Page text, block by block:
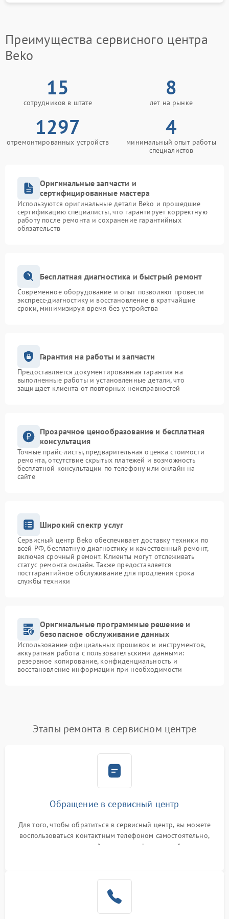
Гарантийная поддержка
После завершения работ клиент получает
обслуживания и предоставление гарантии на
оказанные услуги.
Почему выбирают FIX-BEKO
Прозрачный подход
Сервисный центр Beko ориентирован на понятное
Консультации и сопровождение
Специалисты готовы ответить на вопросы по
эксплуатации техники и дать рекомендации по
дальнейшему использованию оборудования.
ответственный подход к работе;
комфортные условия обслуживания.
Для записи обращайтесь по телефону +7 (343) 300-
89-24 или посетите сервисный центр по адресу: ул.
Преимущества сервисного центра
Beko
15
сотрудников в штате
8
лет на рынке
1297
отремонтированных устройств
4
минимальный опыт работы
специалистов
Оригинальные запчасти и
сертифицированные мастера
Используются оригинальные детали Beko и прошедшие
сертификацию специалисты, что гарантирует корректную
работу после ремонта и сохранение гарантийных
обязательств
Бесплатная диагностика и быстрый ремонт
Современное оборудование и опыт позволяют провести
экспресс-диагностику и восстановление в кратчайшие
сроки, минимизируя время без устройства
Гарантия на работы и запчасти
Предоставляется документированная гарантия на
выполненные работы и установленные детали, что
защищает клиента от повторных неисправностей
Прозрачное ценообразование и бесплатная
консультация
Точные прайс-листы, предварительная оценка стоимости
ремонта, отсутствие скрытых платежей и возможность
бесплатной консультации по телефону или онлайн на
сайте
Широкий спектр услуг
Сервисный центр Beko обеспечивает доставку техники по
всей РФ, бесплатную диагностику и качественный ремонт,
включая срочный ремонт. Клиенты могут отслеживать
статус ремонта онлайн. Также предоставляется
постгарантийное обслуживание для продления срока
службы техники
Оригинальные программные решение и
безопасное обслуживание данных
Использование официальных прошивок и инструментов,
аккуратная работа с пользовательскими данными:
резервное копирование, конфиденциальность и
восстановление информации при необходимости
Этапы ремонта в сервисном центре
Обращение в сервисный центр
Для того, чтобы обратиться в сервисный центр, вы можете
воспользоваться контактным телефоном самостоятельно,
или оставить свой номер телефона на сайте